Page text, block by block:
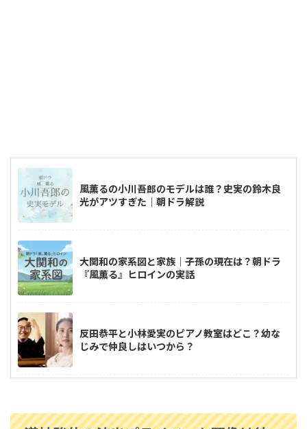
風薫るの小川吾郎のモデルは誰？史実の鈴木良
光がアツすぎた｜朝ドラ解説
大関和の家系図と家族｜子孫の現在は？朝ドラ
『風薫る』ヒロインの実話
反田恭平と小林愛実のピアノ教室はどこ？幼な
じみで仲良しはいつから？
係や長嶋一茂との親戚疑惑も調査！